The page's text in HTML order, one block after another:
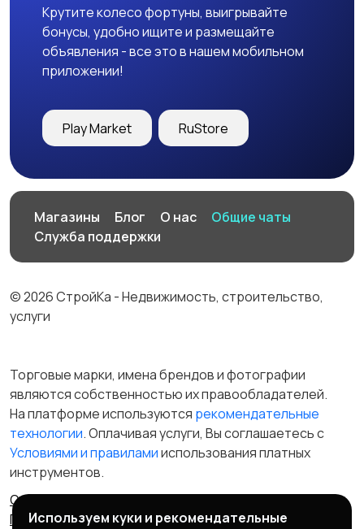
Крутите колесо фортуны, выигрывайте
бонусы, удобно ищите и размещайте
объявления - все это в нашем мобильном
приложении!
Play Market RuStore
Магазины Блог О нас
Общие чаты
Служба поддержки
© 2026 СтройКа - Недвижимость, строительство,
услуги
Торговые марки, имена брендов и фотографии
являются собственностью их правообладателей.
На платформе используются рекомендательные
технологии. Оплачивая услуги, Вы соглашаетесь c
Условиями и правиламииспользования платных
инструментов.
Отказ от ответственности
Правила сервиса
Политика конфиденциальности
Пользовательское
Используем куки и рекомендательные